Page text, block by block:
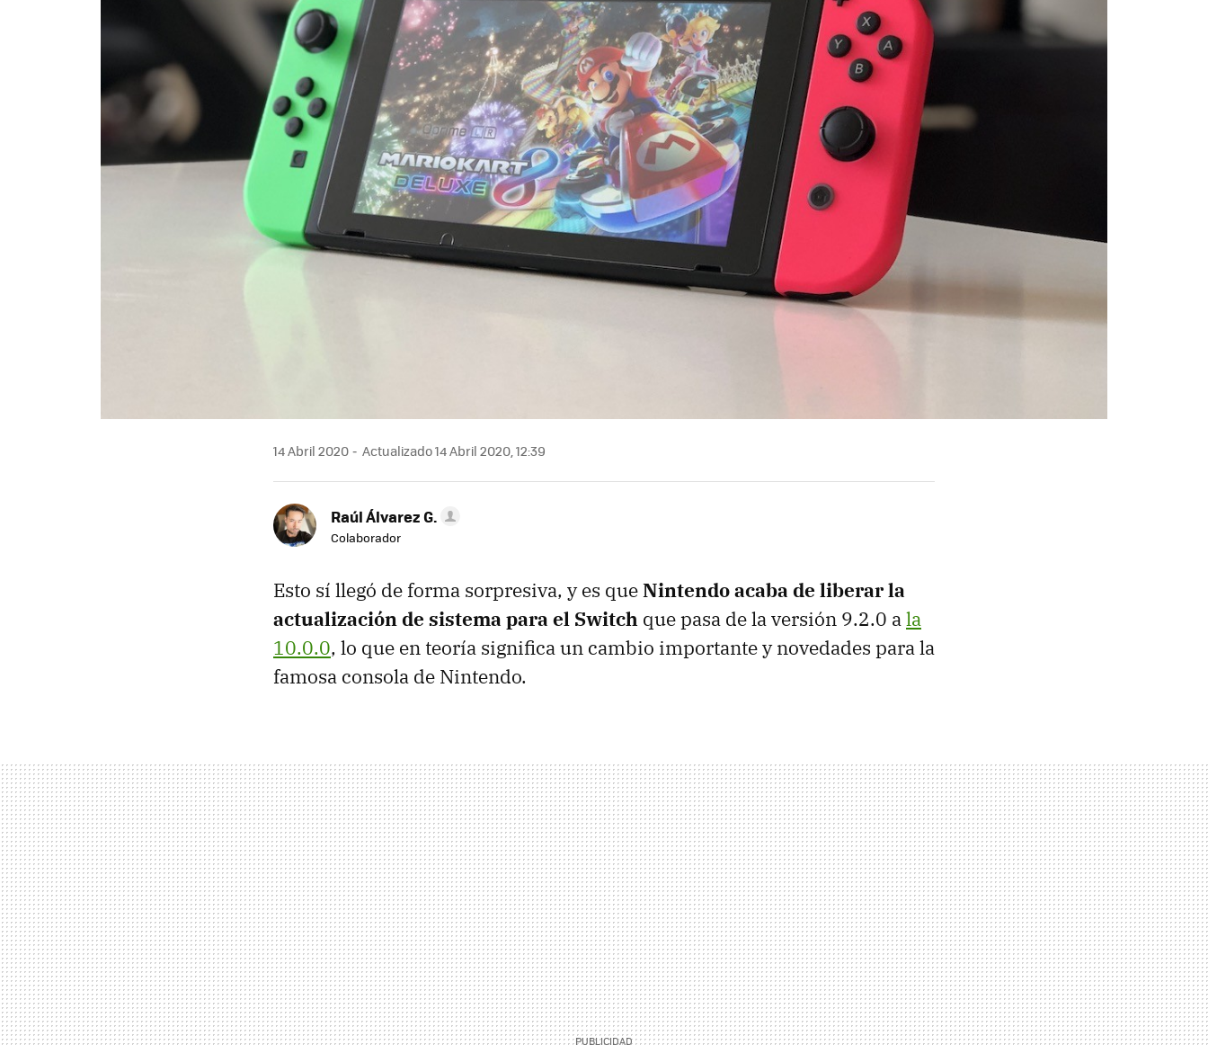
14 Abril 2020 Actualizado 14 Abril 2020, 12:39
Raúl Álvarez G.
Colaborador
Esto sí llegó de forma sorpresiva, y es queNintendo acaba de liberar la
actualización de sistema para el Switch que pasa de la versión 9.2.0 ala
10.0.0, lo que en teoría significa un cambio importante y novedades para la
famosa consola de Nintendo.